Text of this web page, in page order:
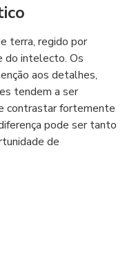
terra, regido por
do intelecto. Os
aos detalhes,
tendem a ser
contrastar fortemente
pode ser tanto
de